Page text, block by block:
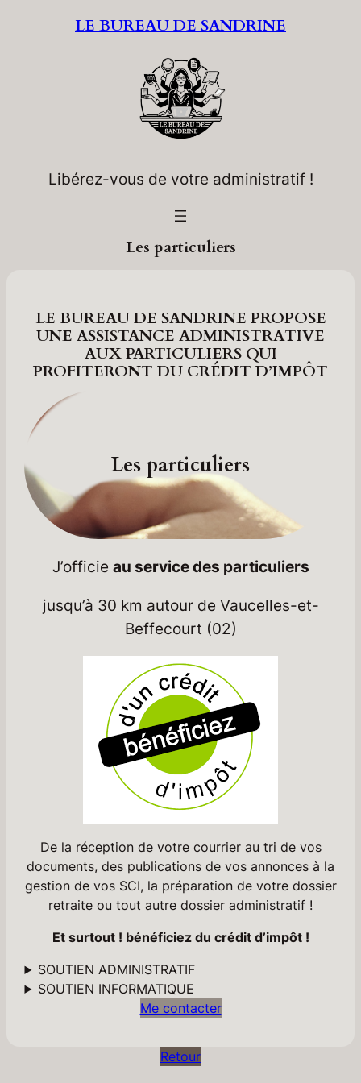
LE BUREAU DE SANDRINE
Libérez-vous de votre administratif !
Les particuliers
LE BUREAU DE SANDRINE PROPOSE
UNE ASSISTANCE ADMINISTRATIVE
AUX PARTICULIERSQUI
PROFITERONT DU CRÉDIT D’IMPÔT
Les particuliers
J’officie au service des particuliers
jusqu’à 30 km autour de Vaucelles-et-
Beffecourt (02)
De la réception de votre courrier au tri de vos
documents, des publications de vos annonces à la
gestion de vos SCI, la préparation de votre dossier
retraite ou tout autre dossier administratif !
Et surtout ! bénéficiez du crédit d’impôt !
SOUTIEN ADMINISTRATIF
SOUTIEN INFORMATIQUE
Me contacter
Retour